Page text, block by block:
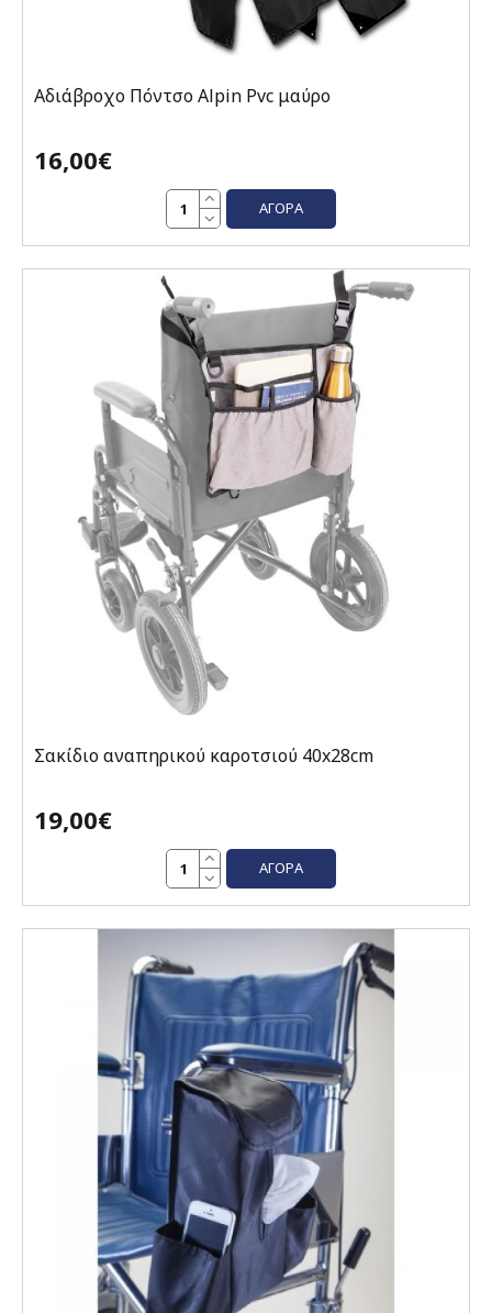
Αδιάβροχο Πόντσο Alpin Pvc μαύρο
16,00€
ΑΓΟΡΆ
Σακίδιο αναπηρικού καροτσιού 40x28cm
19,00€
ΑΓΟΡΆ